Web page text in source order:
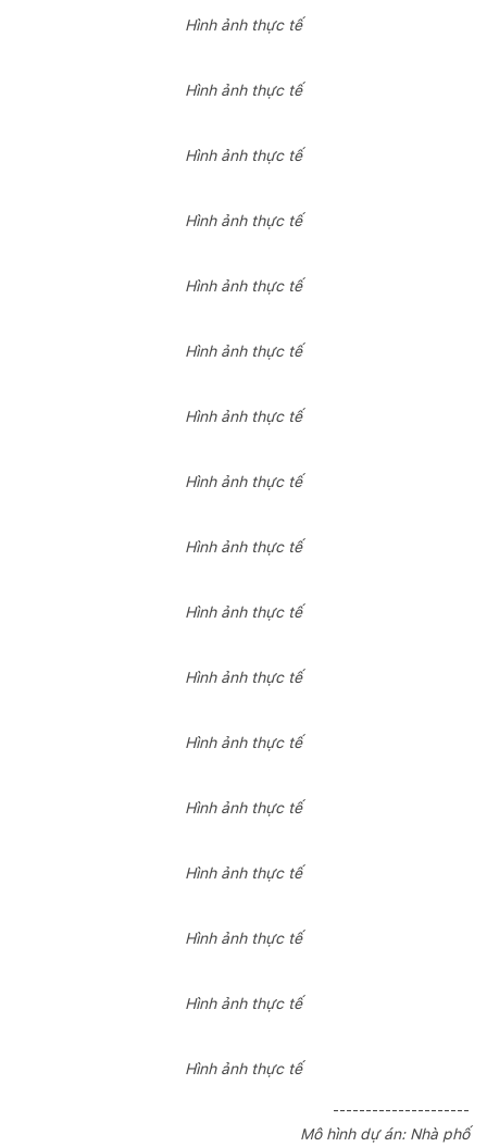
Hình ảnh thực tế
Hình ảnh thực tế
Hình ảnh thực tế
Hình ảnh thực tế
Hình ảnh thực tế
Hình ảnh thực tế
Hình ảnh thực tế
Hình ảnh thực tế
Hình ảnh thực tế
Hình ảnh thực tế
Hình ảnh thực tế
Hình ảnh thực tế
Hình ảnh thực tế
Hình ảnh thực tế
Hình ảnh thực tế
Hình ảnh thực tế
Hình ảnh thực tế
---------------------
Mô hình dự án: Nhà phố